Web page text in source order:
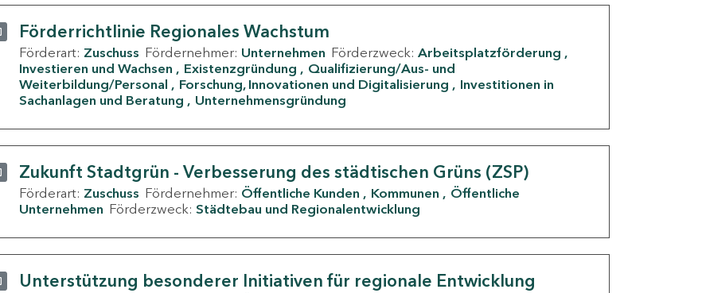
Förderrichtlinie Regionales Wachstum
Förderart: Zuschuss Fördernehmer: Unternehmen Förderzweck: Arbeitsplatzförderung
Investieren und Wachsen
Existenzgründung
Qualifizierung/Aus- und
Weiterbildung/Personal
Forschung, Innovationen und Digitalisierung
Investitionen in
Sachanlagen und Beratung
Unternehmensgründung
Zukunft Stadtgrün - Verbesserung des städtischen Grüns (ZSP)
Förderart: Zuschuss Fördernehmer: Öffentliche Kunden Kommunen
Öffentliche
Unternehmen Förderzweck: Städtebau und Regionalentwicklung
Unterstützung besonderer Initiativen für regionale Entwicklung